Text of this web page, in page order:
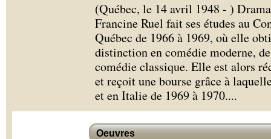
(Québec, le 14 avril 1948 - )
Francine Ruel fait ses études au
Québec de 1966 à 1969, où elle
distinction en comédie moderne,
comédie classique. Elle est alors
et reçoit une bourse grâce à
et en Italie de 1969 à 1970....
Oeuvres